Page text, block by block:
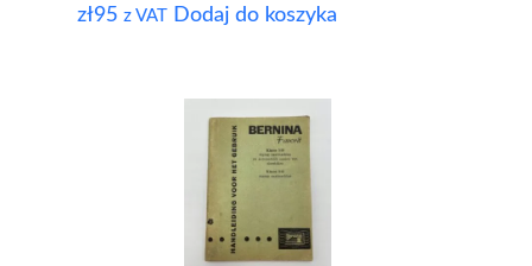
zł95 z VAT Dodaj do koszyka